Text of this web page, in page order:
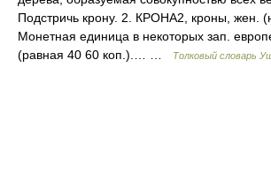
Подстричь крону. 2. КРОНА2, кроны, жен.
Монетная единица в некоторых зап.
(равная 40 60 коп.).… …
Толковый словарь